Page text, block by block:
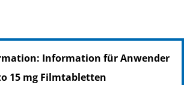
Information für Anwender
15 mg Filmtabletten